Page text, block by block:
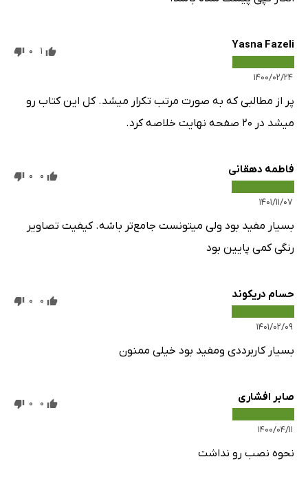
کاغذ دیواری طرح پتینه
کاغذ دیواری طرح استوایی
کاغذ دیواری طرح پوست حیوانات
کاغذ دیواری طرح گرافیکی
کاغذ دیواری طرح نقشه جهان
کاغذ دیواری طرح آبرنگی
کاغذ دیواری طرح اسپرت
کاغذ دیواری طرح سقفی
پوستر دیواری طرح آموزشی
پوستر دیواری طرح منظره و طبیعت
Yasna Fazeli
۱۴۰۰/۰۲/۲۴
1
0
پر از مطالبی که به صورت مرتب تکرار میشد. کل این کتاب رو
میشد در ۲۰ صفحه نهایت خلاصه کرد.
فاطمه دهقانی
۱۴۰۱/۱۱/۰۷
0
0
بسیار مفید بود ولی میتونست جامع‌تر باشه. کیفیت تصاویر
رنگی کمی پایین بود
حسام دریکوند
۱۴۰۱/۰۲/۰۹
0
0
بسیار کاربرددی ومفید بود خیلی ممنون
صابر افشاری
۱۴۰۰/۰۴/۱۱
0
0
نحوه نصب رو نداشت